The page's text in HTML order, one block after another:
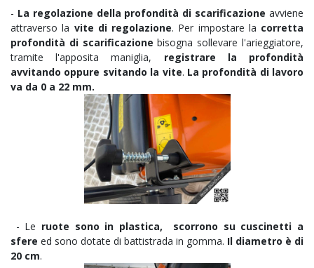
- La regolazione della profondità di scarificazione avviene
attraverso la vite di regolazione. Per impostare la corretta
profondità di scarificazione bisogna sollevare l'arieggiatore,
tramite l'apposita maniglia, registrare la profondità
avvitando oppure svitando la vite. La profondità di lavoro
va da 0 a 22 mm.
- Le ruote sono in plastica, scorrono su cuscinetti a
sfere ed sono dotate di battistrada in gomma. Il diametro è di
20 cm.